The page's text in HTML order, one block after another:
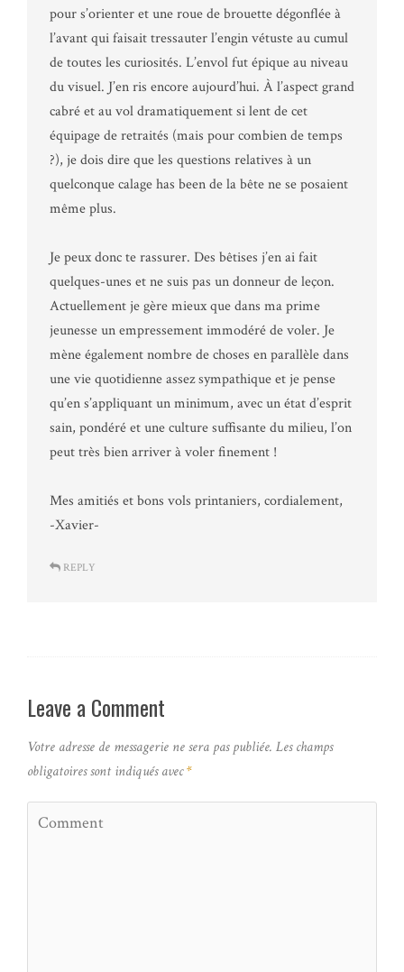
pour s’orienter et une roue de brouette dégonflée à
l’avant qui faisait tressauter l’engin vétuste au cumul
de toutes les curiosités. L’envol fut épique au niveau
du visuel. J’en ris encore aujourd’hui. À l’aspect grand
cabré et au vol dramatiquement si lent de cet
équipage de retraités (mais pour combien de temps
?), je dois dire que les questions relatives à un
quelconque calage has been de la bête ne se posaient
même plus.
Je peux donc te rassurer. Des bêtises j’en ai fait
quelques-unes et ne suis pas un donneur de leçon.
Actuellement je gère mieux que dans ma prime
jeunesse un empressement immodéré de voler. Je
mène également nombre de choses en parallèle dans
une vie quotidienne assez sympathique et je pense
qu’en s’appliquant un minimum, avec un état d’esprit
sain, pondéré et une culture suffisante du milieu, l’on
peut très bien arriver à voler finement !
Mes amitiés et bons vols printaniers, cordialement,
-Xavier-
REPLY
Leave a Comment
Votre adresse de messagerie ne sera pas publiée. Les champs
obligatoires sont indiqués avec*